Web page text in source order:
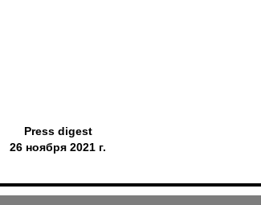
Press digest
26 ноября 2021 г.